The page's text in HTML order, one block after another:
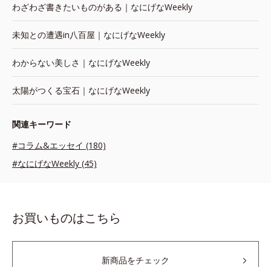
わざわざ書きたいものがある｜なにげなWeekly
未知との遭遇in八百屋｜なにげなWeekly
わからない美しさ｜なにげなWeekly
太陽がつくる宝石｜なにげなWeekly
関連キーワード
#コラム&エッセイ (180)
#なにげなWeekly (45)
お買いものはこちら
新商品をチェック